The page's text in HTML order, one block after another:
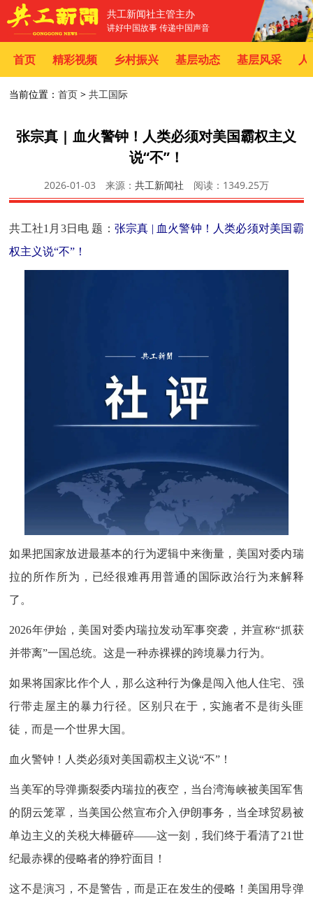
共工新闻社主管主办
讲好中国故事 传递中国声音
首页 精彩视频 乡村振兴 基层动态 基层风采
当前位置：首页 >共工国际
张宗真 | 血火警钟！人类必须对美国霸权主义
说“不”！
2026-01-03 来源： 共工新闻社 阅读： 1349.25万
共工社1月3日电 题： 张宗真 | 血火警钟！人类必须对美国霸
权主义说“不”！
如果把国家放进最基本的行为逻辑中来衡量，美国对委内瑞
拉的所作所为，已经很难再用普通的国际政治行为来解释
了。
2026年伊始，美国对委内瑞拉发动军事突袭，并宣称“抓获
并带离”一国总统。这是一种赤裸裸的跨境暴力行为。
如果将国家比作个人，那么这种行为像是闯入他人住宅、强
行带走屋主的暴力行径。区别只在于，实施者不是街头匪
徒，而是一个世界大国。
血火警钟！人类必须对美国霸权主义说“不”！
当美军的导弹撕裂委内瑞拉的夜空，当台湾海峡被美国军售
的阴云笼罩，当美国公然宣布介入伊朗事务，当全球贸易被
单边主义的关税大棒砸碎——这一刻，我们终于看清了21世
纪最赤裸的侵略者的狰狞面目！
这不是演习，不是警告，而是正在发生的侵略！美国用导弹